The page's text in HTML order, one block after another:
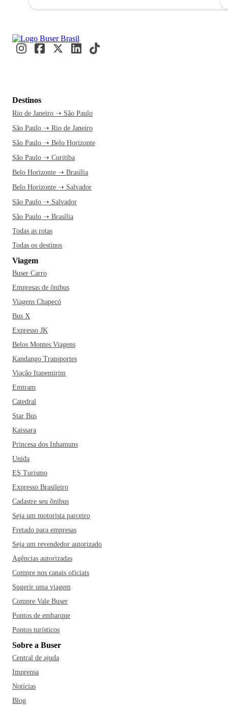
Destinos
Rio de Janeiro ➝ São Paulo
São Paulo ➝ Rio de Janeiro
São Paulo ➝ Belo Horizonte
São Paulo ➝ Curitiba
Belo Horizonte ➝ Brasília
Belo Horizonte ➝ Salvador
São Paulo ➝ Salvador
São Paulo ➝ Brasília
Todas as rotas
Todas os destinos
Viagem
Buser Carro
Empresas de ônibus
Viagens Chapecó
Bus X
Expresso JK
Belos Montes Viagens
Kandango Transportes
Viação Itapemirim
Emtram
Catedral
Star Bus
Kaissara
Princesa dos Inhamuns
Unida
ES Turismo
Expresso Brasileiro
Cadastre seu ônibus
Seja um motorista parceiro
Fretado para empresas
Seja um revendedor autorizado
Agências autorizadas
Compre nos canais oficiais
Sugerir uma viagem
Compre Vale Buser
Pontos de embarque
Pontos turísticos
Sobre a Buser
Central de ajuda
Imprensa
Notícias
Blog